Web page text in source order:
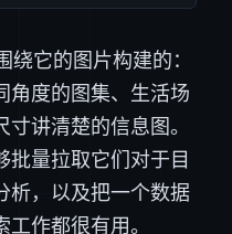
它的图片构建的：
角度的图集、生活场
讲清楚的信息图。
批量拉取它们对于目
析，以及把一个数据
作都很有用。